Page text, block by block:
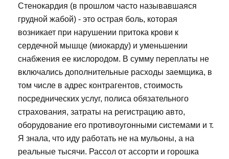
Стенокардия (в прошлом часто называвшаяся
грудной жабой) - это острая боль, которая
возникает при нарушении притока крови к
сердечной мышце (миокарду) и уменьшении
снабжения ее кислородом. В сумму переплаты не
включались дополнительные расходы заемщика, в
том числе в адрес контрагентов, стоимость
посреднических услуг, полиса обязательного
страхования, затраты на регистрацию авто,
оборудование его противоугонными системами и т.
Я знала, что иду работать не на мульоны, а на
реальные тысячи. Рассол от ассорти и горошка